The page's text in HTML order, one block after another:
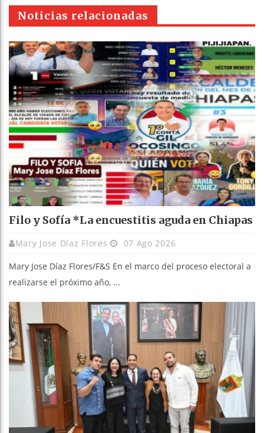
pt
Noticias relacionadas
Filo y Sofía *La encuestitis aguda en Chiapas
Mary Jose Díaz Flores 07 Ago 2026
Mary Jose Díaz Flores/F&S En el marco del proceso electoral a
realizarse el próximo año, ...